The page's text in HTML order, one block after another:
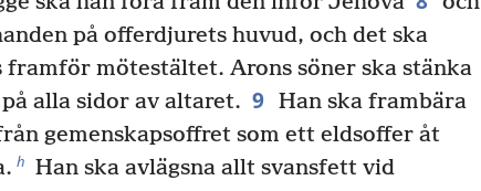
på offerdjurets huvud, och det ska
framför mötestältet. Arons söner ska stänka
alla sidor av altaret. 9 Han ska frambära
gemenskapsoffret som ett eldsoffer åt
h Han ska avlägsna allt svansfett vid